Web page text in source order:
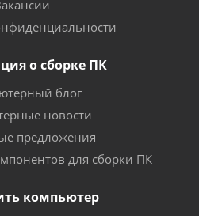
о сборке ПК
блог
новости
предложения
для сборки ПК
компьютер